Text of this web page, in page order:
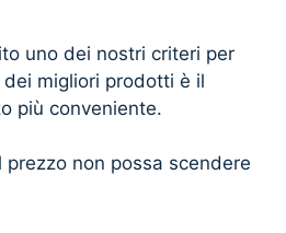
uno dei nostri criteri per
migliori prodotti è il
più conveniente.
non possa scendere